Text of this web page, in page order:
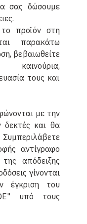
σας δώσουμε
προϊόν στη
παρακάτω
βεβαιωθείτε
τους και
με την
δεκτές και θα
αντίγραφο
απόδειξης
γίνονται
έγκριση του
υπό τους